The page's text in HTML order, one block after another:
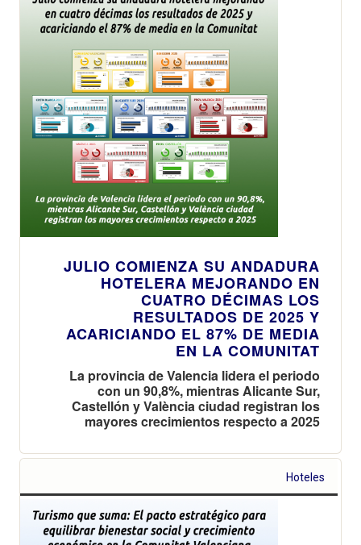
JULIO COMIENZA SU ANDADURA
HOTELERA MEJORANDO EN
CUATRO DÉCIMAS LOS
RESULTADOS DE 2025 Y
ACARICIANDO EL 87% DE MEDIA
EN LA COMUNITAT
La provincia de Valencia lidera el periodo
con un 90,8%, mientras Alicante Sur,
Castellón y València ciudad registran los
mayores crecimientos respecto a 2025
Hoteles